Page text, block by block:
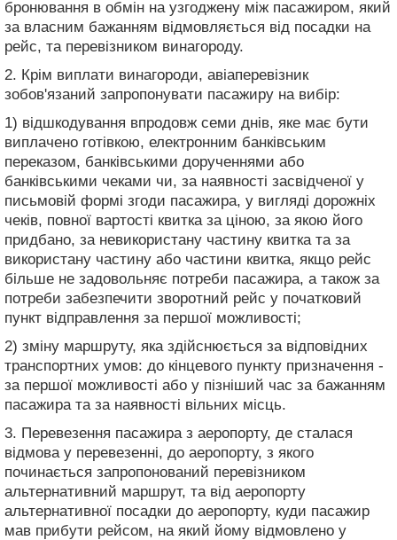
бронювання в обмін на узгоджену між пасажиром, який
за власним бажанням відмовляється від посадки на
рейс, та перевізником винагороду.
2. Крім виплати винагороди, авіаперевізник
зобов'язаний запропонувати пасажиру на вибір:
1) відшкодування впродовж семи днів, яке має бути
виплачено готівкою, електронним банківським
переказом, банківськими дорученнями або
банківськими чеками чи, за наявності засвідченої у
письмовій формі згоди пасажира, у вигляді дорожніх
чеків, повної вартості квитка за ціною, за якою його
придбано, за невикористану частину квитка та за
використану частину або частини квитка, якщо рейс
більше не задовольняє потреби пасажира, а також за
потреби забезпечити зворотний рейс у початковий
пункт відправлення за першої можливості;
2) зміну маршруту, яка здійснюється за відповідних
транспортних умов: до кінцевого пункту призначення -
за першої можливості або у пізніший час за бажанням
пасажира та за наявності вільних місць.
3. Перевезення пасажира з аеропорту, де сталася
відмова у перевезенні, до аеропорту, з якого
починається запропонований перевізником
альтернативний маршрут, та від аеропорту
альтернативної посадки до аеропорту, куди пасажир
мав прибути рейсом, на який йому відмовлено у